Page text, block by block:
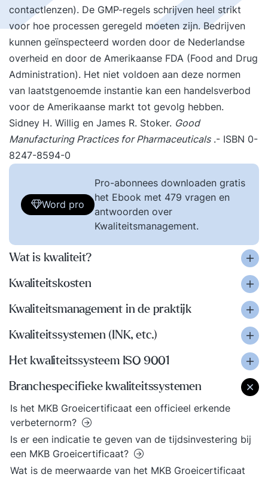
contactlenzen). De GMP-regels schrijven heel strikt
voor hoe processen geregeld moeten zijn. Bedrijven
kunnen geïnspecteerd worden door de Nederlandse
overheid en door de Amerikaanse FDA (Food and Drug
Administration). Het niet voldoen aan deze normen
van laatstgenoemde instantie kan een handelsverbod
voor de Amerikaanse markt tot gevolg hebben.
Sidney H. Willig en James R. Stoker. Good
Manufacturing Practices for Pharmaceuticals.- ISBN 0-
8247-8594-0
Word pro
Pro-abonnees downloaden gratis
het Ebook met 479 vragen en
antwoorden over
Kwaliteitsmanagement.
Wat is kwaliteit?
Kwaliteitskosten
Kwaliteitsmanagement in de praktijk
Kwaliteitssystemen (INK, etc.)
Het kwaliteitssysteem ISO 9001
Branchespecifieke kwaliteitssystemen
Is het MKB Groeicertificaat een officieel erkende
verbeternorm?
Is er een indicatie te geven van de tijdsinvestering bij
een MKB Groeicertificaat?
Wat is de meerwaarde van het MKB Groeicertificaat